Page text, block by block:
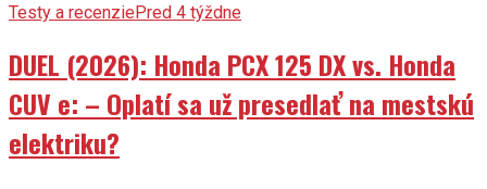
Testy a recenziePred 4 týždne
DUEL (2026): Honda PCX 125 DX vs. Honda
CUV e: – Oplatí sa už presedlať na mestskú
elektriku?